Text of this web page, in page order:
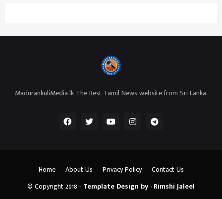
MadurankuliMedia.lk The Best Tamil News website from Sri Lanka.
© Copyright 2018 - Template Design by - Rimshi Jaleel
Home About Us Privacy Policy Contact Us